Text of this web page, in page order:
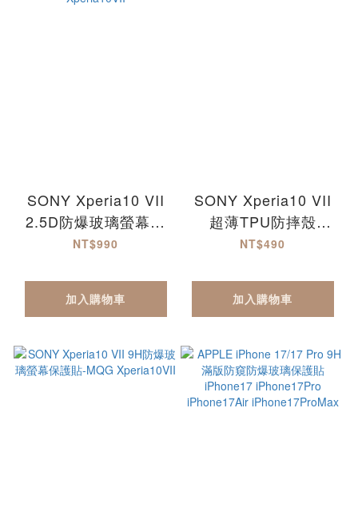
SONY Xperia10 VII
2.5D防爆玻璃螢幕保
護貼-滿版
NT$990
加入購物車
SONY Xperia10 VII
超薄TPU防摔殼
Xperia10VII
NT$490
加入購物車